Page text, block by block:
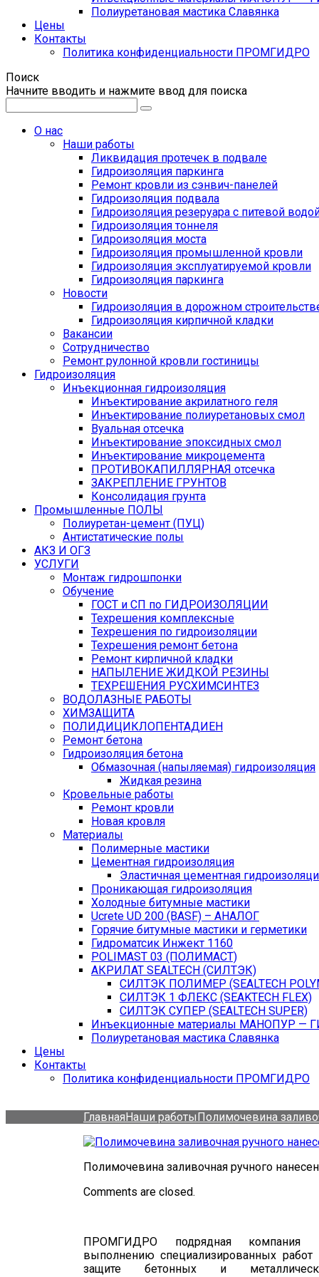
Полиуретановая мастика Славянка
Цены
Контакты
Политика конфиденциальности ПРОМГИДРО
Поиск
Начните вводить и нажмите ввод для поиска
О нас
Наши работы
Ликвидация протечек в подвале
Гидроизоляция паркинга
Ремонт кровли из сэнвич-панелей
Гидроизоляция подвала
Гидроизоляция резеруара с питевой
Гидроизоляция тоннеля
Гидроизоляция моста
Гидроизоляция промышленной кровли
Гидроизоляция эксплуатируемой кровли
Гидроизоляция паркинга
Новости
Гидроизоляция в дорожном
Гидроизоляция кирпичной кладки
Вакансии
Сотрудничество
Ремонт рулонной кровли гостиницы
Гидроизоляция
Инъекционная гидроизоляция
Инъектирование акрилатного геля
Инъектирование полиуретановых смол
Вуальная отсечка
Инъектирование эпоксидных смол
Инъектирование микроцемента
ПРОТИВОКАПИЛЛЯРНАЯ отсечка
ЗАКРЕПЛЕНИЕ ГРУНТОВ
Консолидация грунта
Промышленные ПОЛЫ
Полиуретан-цемент (ПУЦ)
Антистатические полы
АКЗ И ОГЗ
УСЛУГИ
Монтаж гидрошпонки
Обучение
ГОСТ и СП по ГИДРОИЗОЛЯЦИИ
Техрешения комплексные
Техрешения по гидроизоляции
Техрешения ремонт бетона
Ремонт кирпичной кладки
НАПЫЛЕНИЕ ЖИДКОЙ РЕЗИНЫ
ТЕХРЕШЕНИЯ РУСХИМСИНТЕЗ
ВОДОЛАЗНЫЕ РАБОТЫ
ХИМЗАЩИТА
ПОЛИДИЦИКЛОПЕНТАДИЕН
Ремонт бетона
Гидроизоляция бетона
Обмазочная (напыляемая) гидроизоляция
Жидкая резина
Кровельные работы
Ремонт кровли
Новая кровля
Материалы
Полимерные мастики
Цементная гидроизоляция
Эластичная цементная
Проникающая гидроизоляция
Холодные битумные мастики
Ucrete UD 200 (BASF) – АНАЛОГ
Горячие битумные мастики и герметики
Гидроматсик Инжект 1160
POLIMAST 03 (ПОЛИМАСТ)
АКРИЛАТ SEALTECH (СИЛТЭК)
СИЛТЭК ПОЛИМЕР (SEALTECH
СИЛТЭК 1 ФЛЕКС (SEAKTECH FLEX)
СИЛТЭК СУПЕР (SEALTECH SUPER)
Инъекционные материалы МАНОПУР —
Полиуретановая мастика Славянка
Цены
Контакты
Политика конфиденциальности ПРОМГИДРО
ГлавнаяНаши работыПолимочевина
Полимочевина заливочная ручного
Comments are closed.
ПРОМГИДРО подрядная компания
выполнению специализированных работ
защите бетонных и